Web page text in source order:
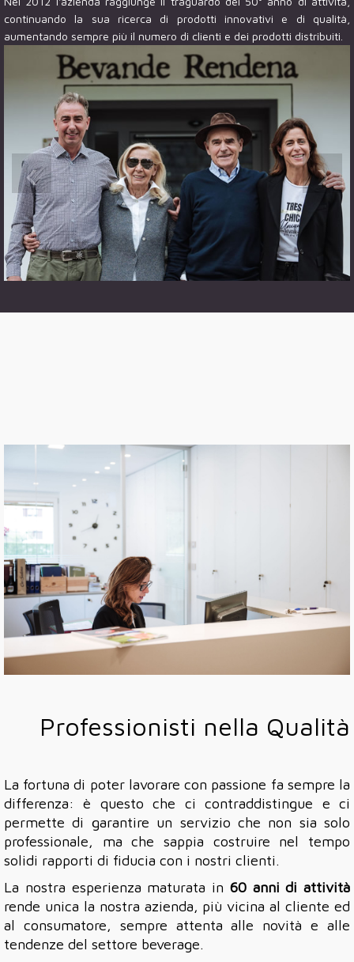
continuando la sua ricerca di prodotti innovativi e di qualità,
aumentando sempre più il numero di clienti e dei prodotti distribuiti.
›
‹
Professionisti nella Qualità
La fortuna di poter lavorare con passione fa sempre la
differenza: è questo che ci contraddistingue e ci
permette di garantire un servizio che non sia solo
professionale, ma che sappia costruire nel tempo
solidi rapporti di fiducia con i nostri clienti.
La nostra esperienza maturata in 60 anni di attività
rende unica la nostra azienda, più vicina al cliente ed
al consumatore, sempre attenta alle novità e alle
tendenze del settore beverage.